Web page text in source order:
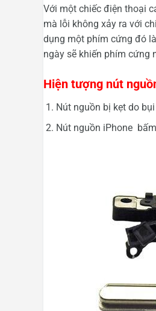
Với một chiếc điện thoại
mà lỗi không xảy ra với
dụng một phím cứng đó
ngày sẽ khiến phím cứng
Hiện tượng nút
Nút nguồn bị kẹt do
Nút nguồn iPhone